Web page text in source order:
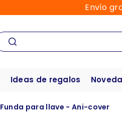
Envío
Ideas de regalos
Funda para llave - Ani-cover